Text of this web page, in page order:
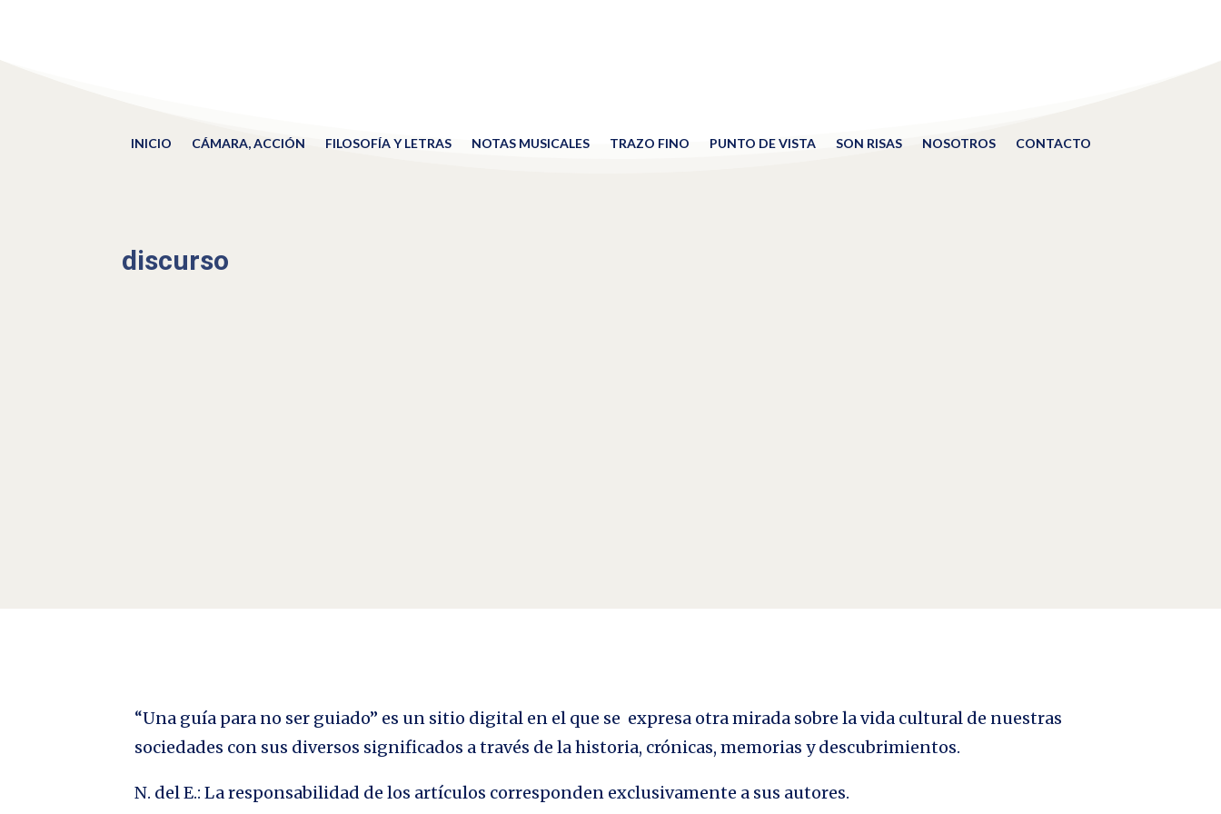
INICIO CÁMARA, ACCIÓN FILOSOFÍA Y LETRAS NOTAS MUSICALES TRAZO FINO PUNTO DE VISTA SON RISAS NOSOTROS CONTACTO
discurso
“Una guía para no ser guiado” es un sitio digital en el que se expresa otra mirada sobre la vida cultural de nuestras
sociedades con sus diversos significados a través de la historia, crónicas, memorias y descubrimientos.
N. del E.: La responsabilidad de los artículos corresponden exclusivamente a sus autores.